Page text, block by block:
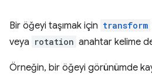
Bir öğeyi taşımak için transform
veya rotation anahtar kelime
Örneğin, bir öğeyi görünümde